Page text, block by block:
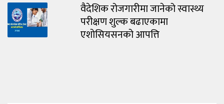
वैदेशिक रोजगारीमा जानेको स्वास्थ्य
परीक्षण शुल्क बढाएकामा
एशोसियसनको आपत्ति